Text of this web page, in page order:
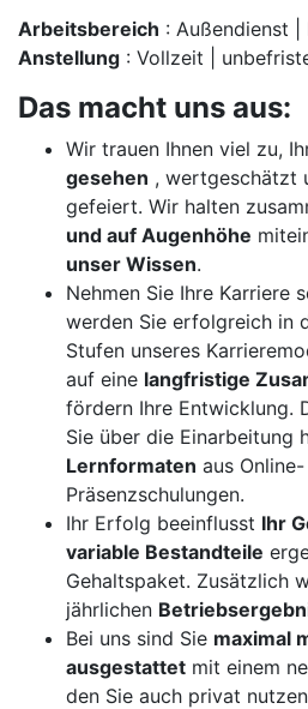
Arbeitsbereich : Außendienst |
Anstellung : Vollzeit |
Das macht uns aus:
Wir trauen Ihnen viel zu,
gesehen , wertgeschätzt
gefeiert. Wir halten
und auf Augenhöhe
unser Wissen.
Nehmen Sie Ihre Karriere
werden Sie erfolgreich in
Stufen unseres
auf eine langfristige
fördern Ihre Entwicklung.
Sie über die Einarbeitung
Lernformaten aus
Präsenzschulungen.
Ihr Erfolg beeinflusst Ihr
variable Bestandteile
Gehaltspaket. Zusätzlich
jährlichen
Bei uns sind Sie maximal
ausgestattet mit einem
den Sie auch privat